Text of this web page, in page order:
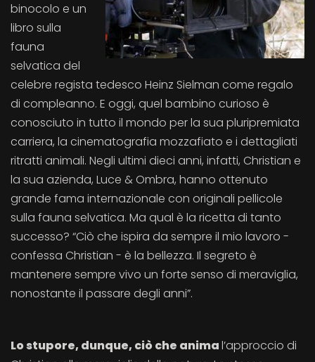
binocolo e un
libro sulla
fauna
selvatica del
celebre regista tedesco Heinz Sielman come regalo
di compleanno. E oggi, quel bambino curioso è
conosciuto in tutto il mondo per la sua pluripremiata
carriera, la cinematografia mozzafiato e i dettagliati
ritratti animali. Negli ultimi dieci anni, infatti, Christian e
la sua azienda, Luce & Ombra, hanno ottenuto
grande fama internazionale con originali pellicole
sulla fauna selvatica. Ma qual è la ricetta di tanto
successo? “Ciò che ispira da sempre il mio lavoro -
confessa Christian - è la bellezza. Il segreto è
mantenere sempre vivo un forte senso di meraviglia,
nonostante il passare degli anni”.
Lo stupore, dunque, ciò che animal’approccio di